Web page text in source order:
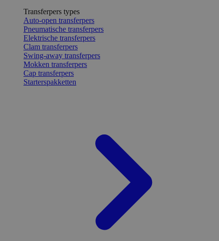
Transferpers types
Auto-open transferpers
Pneumatische transferpers
Elektrische transferpers
Clam transferpers
Swing-away transferpers
Mokken transferpers
Cap transferpers
Starterspakketten